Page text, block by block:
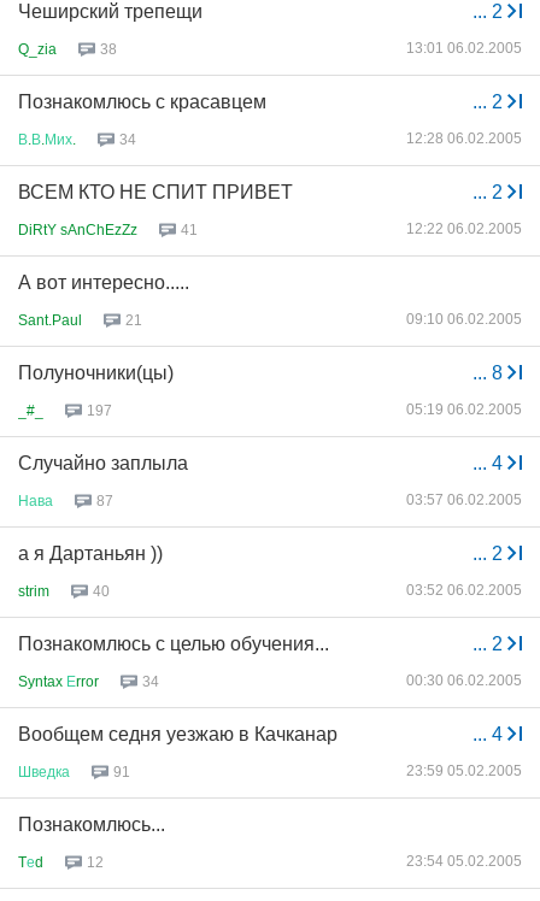
... 2
Чеширский трепещи
Q_zia 38 13:01 06.02.2005
... 2
Познакомлюсь с красавцем
В В Мих 34 12:28 06.02.2005
... 2
ВСЕМ КТО НЕ СПИТ ПРИВЕТ
DiRtY sAnChEzZz 41 12:22 06.02.2005
А вот интересно.....
Sant.Paul 21 09:10 06.02.2005
... 8
Полуночники(цы)
_#_ 197 05:19 06.02.2005
... 4
Случайно заплыла
Нава 87 03:57 06.02.2005
... 2
а я Дартаньян ))
strim 40 03:52 06.02.2005
... 2
Познакомлюсь с целью обучения...
Syntax Еrror 34 00:30 06.02.2005
... 4
Вообщем седня уезжаю в Качканар
Шведка 91 23:59 05.02.2005
Познакомлюсь...
Tеd 12 23:54 05.02.2005